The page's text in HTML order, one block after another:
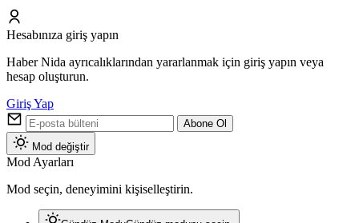
Hesabınıza giriş yapın
Haber Nida ayrıcalıklarından yararlanmak için giriş yapın veya
hesap oluşturun.
Giriş Yap
Abone Ol
Mod değiştir
Mod Ayarları
Mod seçin, deneyimini kişiselleştirin.